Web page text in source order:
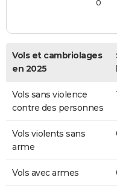
0
Vols et cambriolages
en 2025
Vols sans violence
contre des personnes
Vols violents sans
arme
Vols avec armes